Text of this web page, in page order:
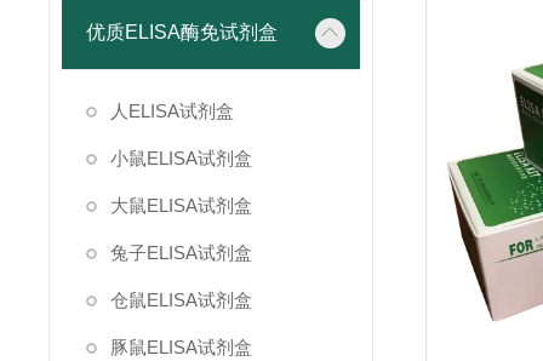
优质ELISA酶免试剂盒
人ELISA试剂盒
小鼠ELISA试剂盒
大鼠ELISA试剂盒
兔子ELISA试剂盒
仓鼠ELISA试剂盒
豚鼠ELISA试剂盒